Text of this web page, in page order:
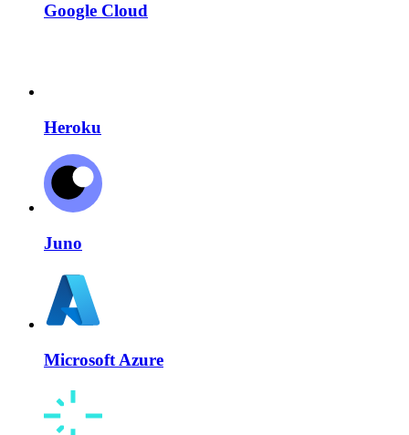
Google Cloud
Heroku
Juno
Microsoft Azure